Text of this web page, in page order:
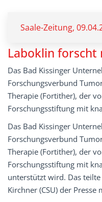
Saale-Zeitung,
Laboklin forscht
Das Bad Kissinger
Forschungsverbund
Therapie (Fortither), der
Forschungsstiftung mit
Das Bad Kissinger
Forschungsverbund
Therapie (Fortither), der
Forschungsstiftung mit
unterstützt wird. Das
Kirchner (CSU) der Presse